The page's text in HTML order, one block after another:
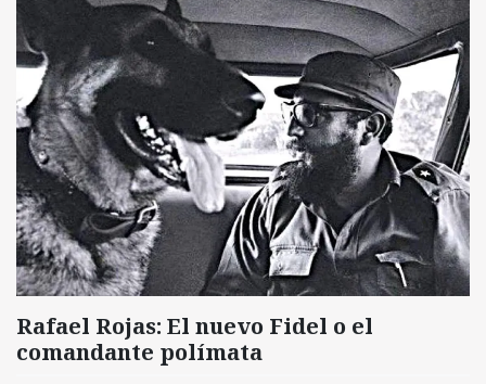
Rafael Rojas: El nuevo Fidel o el
comandante polímata